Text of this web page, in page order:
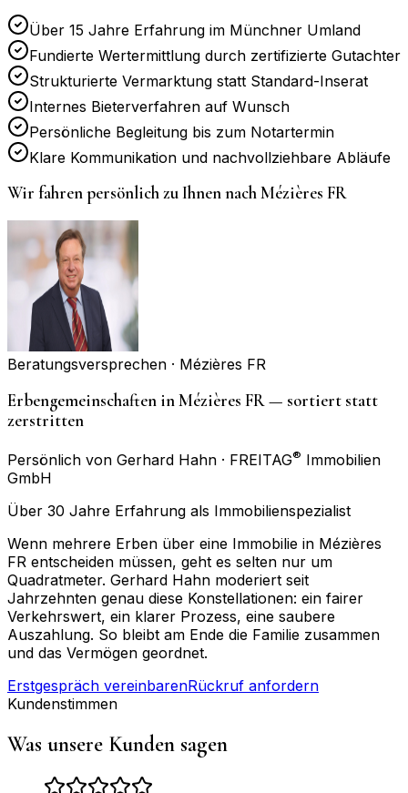
Über 15 Jahre Erfahrung im Münchner Umland
Fundierte Wertermittlung durch zertifizierte Gutachter
Strukturierte Vermarktung statt Standard-Inserat
Internes Bieterverfahren auf Wunsch
Persönliche Begleitung bis zum Notartermin
Klare Kommunikation und nachvollziehbare Abläufe
Wir fahren persönlich zu Ihnen nachMézières FR
Beratungsversprechen · Mézières FR
Erbengemeinschaften in Mézières FR — sortiert statt
zerstritten
Persönlich von Gerhard Hahn · FREITAG® Immobilien
GmbH
Über 30 Jahre Erfahrung als Immobilienspezialist
Wenn mehrere Erben über eine Immobilie in Mézières
FR entscheiden müssen, geht es selten nur um
Quadratmeter. Gerhard Hahn moderiert seit
Jahrzehnten genau diese Konstellationen: ein fairer
Verkehrswert, ein klarer Prozess, eine saubere
Auszahlung. So bleibt am Ende die Familie zusammen
und das Vermögen geordnet.
Erstgespräch vereinbarenRückruf anfordern
Kundenstimmen
Was unsere Kunden sagen